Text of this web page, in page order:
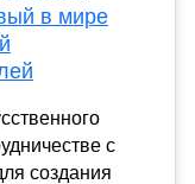
в мире
с
создания